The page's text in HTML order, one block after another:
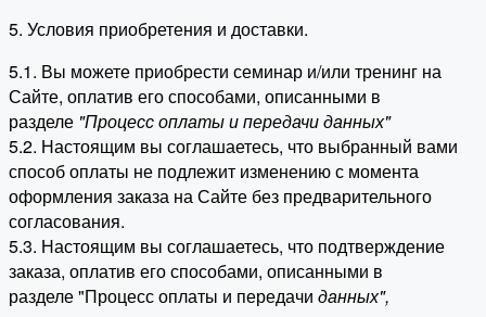
5. Условия приобретения и доставки.
5.1. Вы можете приобрести семинар и/или тренинг на
Сайте, оплатив его способами, описанными в
разделе "Процесс оплаты и передачи данных"
5.2. Настоящим вы соглашаетесь, что выбранный вами
способ оплаты не подлежит изменению с момента
оформления заказа на Сайте без предварительного
согласования.
5.3. Настоящим вы соглашаетесь, что подтверждение
заказа, оплатив его способами, описанными в
разделе "Процесс оплаты и передачи данных",